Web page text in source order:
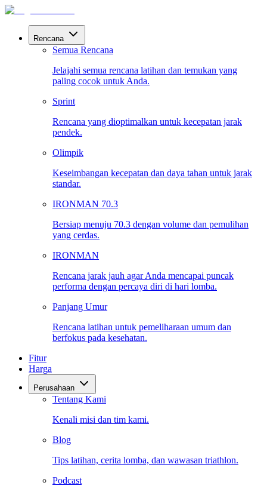
Rencana
Semua Rencana
Jelajahi semua rencana latihan dan temukan yang
paling cocok untuk Anda.
Sprint
Rencana yang dioptimalkan untuk kecepatan jarak
pendek.
Olimpik
Keseimbangan kecepatan dan daya tahan untuk jarak
standar.
IRONMAN 70.3
Bersiap menuju 70.3 dengan volume dan pemulihan
yang cerdas.
IRONMAN
Rencana jarak jauh agar Anda mencapai puncak
performa dengan percaya diri di hari lomba.
Panjang Umur
Rencana latihan untuk pemeliharaan umum dan
berfokus pada kesehatan.
Fitur
Harga
Perusahaan
Tentang Kami
Kenali misi dan tim kami.
Blog
Tips latihan, cerita lomba, dan wawasan triathlon.
Podcast